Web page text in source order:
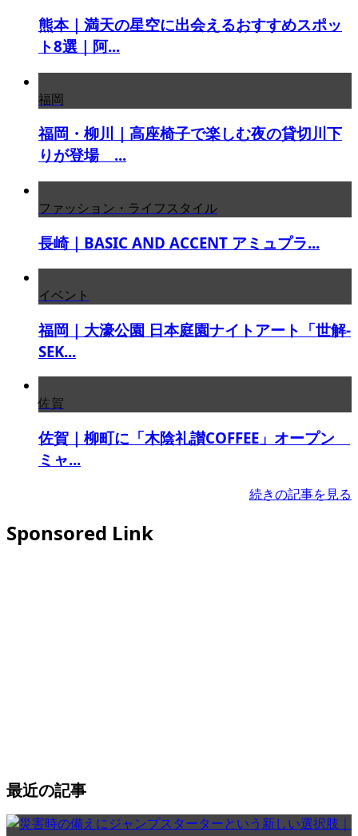
熊本｜満天の星空に出会えるおすすめスポッ
ト8選｜阿...
福岡
福岡・柳川｜高座椅子で楽しむ夜の貸切川下
りが登場 ...
ファッション・ライフスタイル
長崎｜BASIC AND ACCENT アミュプラ...
イベント
福岡｜大濠公園 日本庭園ナイトアート「世解-
SEK...
佐賀
佐賀｜柳町に「木陰礼讃COFFEE」オープン
ミャ...
続きの記事を見る
Sponsored Link
最近の記事